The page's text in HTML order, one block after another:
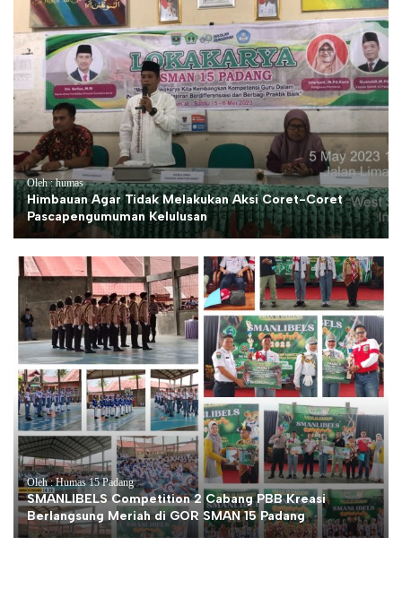
Oleh : humas
Himbauan Agar Tidak Melakukan Aksi Coret-Coret
Pascapengumuman Kelulusan
Oleh : Humas 15 Padang
SMANLIBELS Competition 2 Cabang PBB Kreasi
Berlangsung Meriah di GOR SMAN 15 Padang